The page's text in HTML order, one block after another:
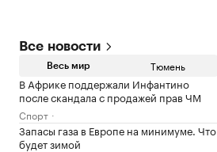
Все новости
Весь мир Тюмень
В Африке поддержали Инфантино
после скандала с продажей прав ЧМ
Спорт
Запасы газа в Европе на минимуме. Что
будет зимой